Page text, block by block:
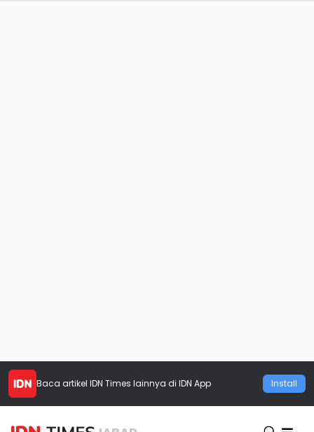
Baca artikel IDN Times lainnya di IDN App Install